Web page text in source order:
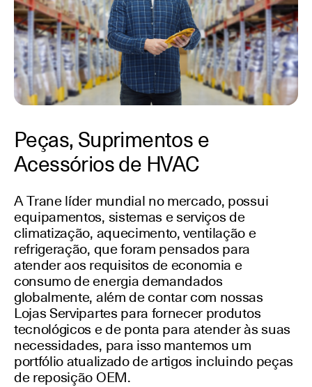
Peças, Suprimentos e
Acessórios de HVAC
A Trane líder mundial no mercado, possui
equipamentos, sistemas e serviços de
climatização, aquecimento, ventilação e
refrigeração, que foram pensados ​​para
atender aos requisitos de economia e
consumo de energia demandados
globalmente, além de contar com nossas
Lojas Servipartes para fornecer produtos
tecnológicos e de ponta para atender às suas
necessidades, para isso mantemos um
portfólio atualizado de artigos incluindo peças
de reposição OEM.